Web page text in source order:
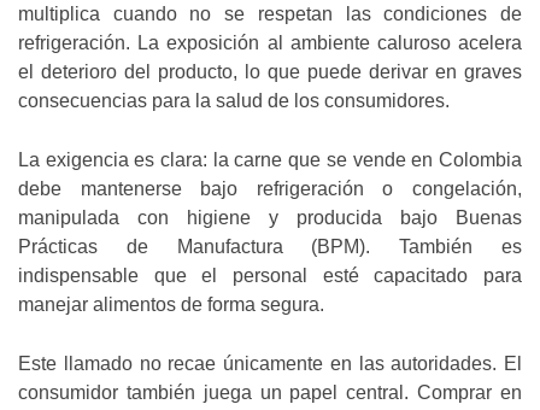
multiplica cuando no se respetan las condiciones de
refrigeración. La exposición al ambiente caluroso acelera
el deterioro del producto, lo que puede derivar en graves
consecuencias para la salud de los consumidores.
La exigencia es clara: la carne que se vende en Colombia
debe mantenerse bajo refrigeración o congelación,
manipulada con higiene y producida bajo Buenas
Prácticas de Manufactura (BPM). También es
indispensable que el personal esté capacitado para
manejar alimentos de forma segura.
Este llamado no recae únicamente en las autoridades. El
consumidor también juega un papel central. Comprar en